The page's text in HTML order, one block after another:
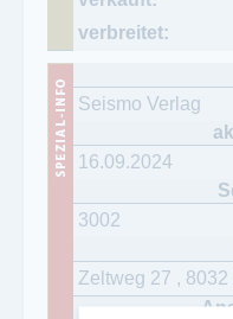
Seismo Verlag
16.09.2024
3002
Zeltweg 27 , 8032